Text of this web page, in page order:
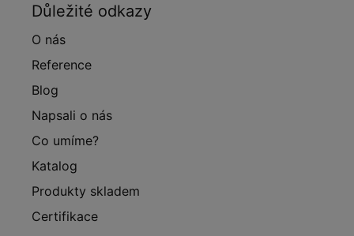
Důležité odkazy
O nás
Reference
Blog
Napsali o nás
Co umíme?
Katalog
Produkty skladem
Certifikace